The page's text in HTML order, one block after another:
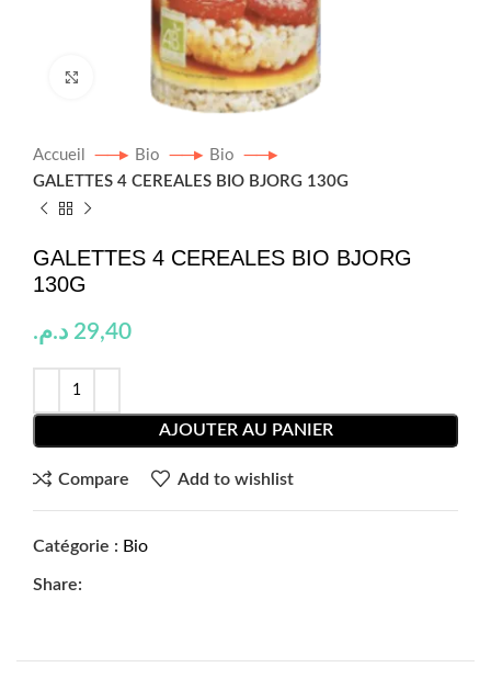
Click to enlarge
Accueil Bio
Bio
GALETTES 4 CEREALES BIO BJORG 130G
GALETTES 4 CEREALES BIO BJORG
130G
29,40 د.م.
AJOUTER AU PANIER
Compare Add to wishlist
Catégorie : Bio
Share: